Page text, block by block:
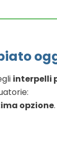
interpelli
opzione.